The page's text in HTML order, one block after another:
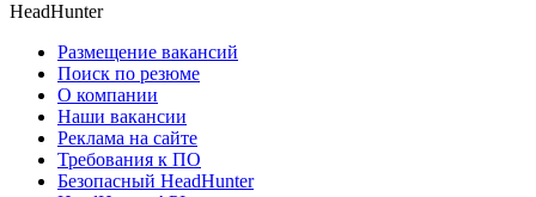
HeadHunter
Размещение вакансий
Поиск по резюме
О компании
Наши вакансии
Реклама на сайте
Требования к ПО
Безопасный HeadHunter